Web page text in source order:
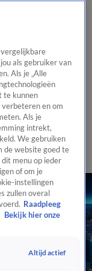
van Hart
Tip de
PanelVideo's
als gebruiker van
Als je „Alle
te kunnen
en om
Als je
intrekt,
We gebruiken
de website goed te
menu op ieder
of om je
instellingen
zullen overal
Raadpleeg
Bekijk hier onze
Altijd actief